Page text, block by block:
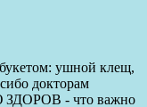
ушной клещ,
докторам
- что важно